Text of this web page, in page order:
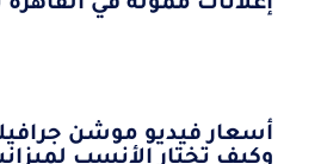
إعلانات ممولة في
أسعار فيديو موشن
وكيف تختار الأنسب